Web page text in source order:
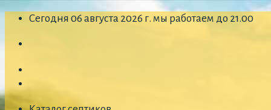
Skip
content
Сегодня 06 августа 2026 г. мы работаем до 21.00